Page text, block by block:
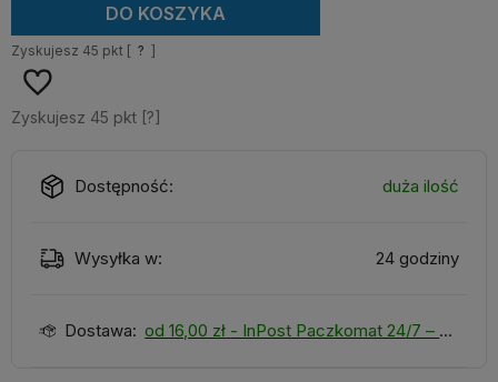
DO KOSZYKA
Zyskujesz 45 pkt [ ? ]
Zyskujesz 45 pkt [?]
Dostępność: duża ilość
Wysyłka w: 24 godziny
Dostawa: od 16,00 zł - InPost Paczkomat 24/7 – dostawa 1 dzień roboczy